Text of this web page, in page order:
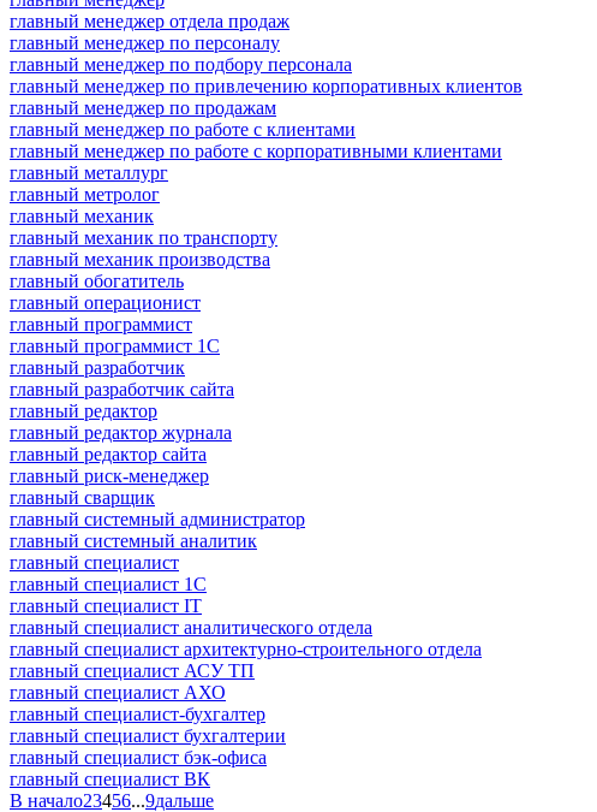
главный менеджер отдела продаж
главный менеджер по персоналу
главный менеджер по подбору персонала
главный менеджер по привлечению корпоративных клиентов
главный менеджер по продажам
главный менеджер по работе с клиентами
главный менеджер по работе с корпоративными клиентами
главный металлург
главный метролог
главный механик
главный механик по транспорту
главный механик производства
главный обогатитель
главный операционист
главный программист
главный программист 1С
главный разработчик
главный разработчик сайта
главный редактор
главный редактор журнала
главный редактор сайта
главный риск-менеджер
главный сварщик
главный системный администратор
главный системный аналитик
главный специалист
главный специалист 1С
главный специалист IT
главный специалист аналитического отдела
главный специалист архитектурно-строительного отдела
главный специалист АСУ ТП
главный специалист АХО
главный специалист-бухгалтер
главный специалист бухгалтерии
главный специалист бэк-офиса
главный специалист ВК
В начало23456...9дальше